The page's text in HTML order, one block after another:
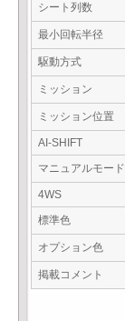
シート列数
最小回転半径
駆動方式
ミッション
ミッション位置
AI-SHIFT
マニュアルモード
4WS
標準色
オプション色
掲載コメント